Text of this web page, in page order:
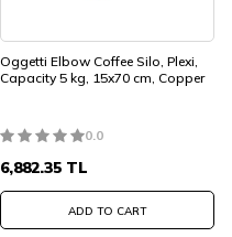
Oggetti Elbow Coffee Silo, Plexi,
Capacity 5 kg, 15x70 cm, Copper
0.0
6,882.35 TL
ADD TO CART